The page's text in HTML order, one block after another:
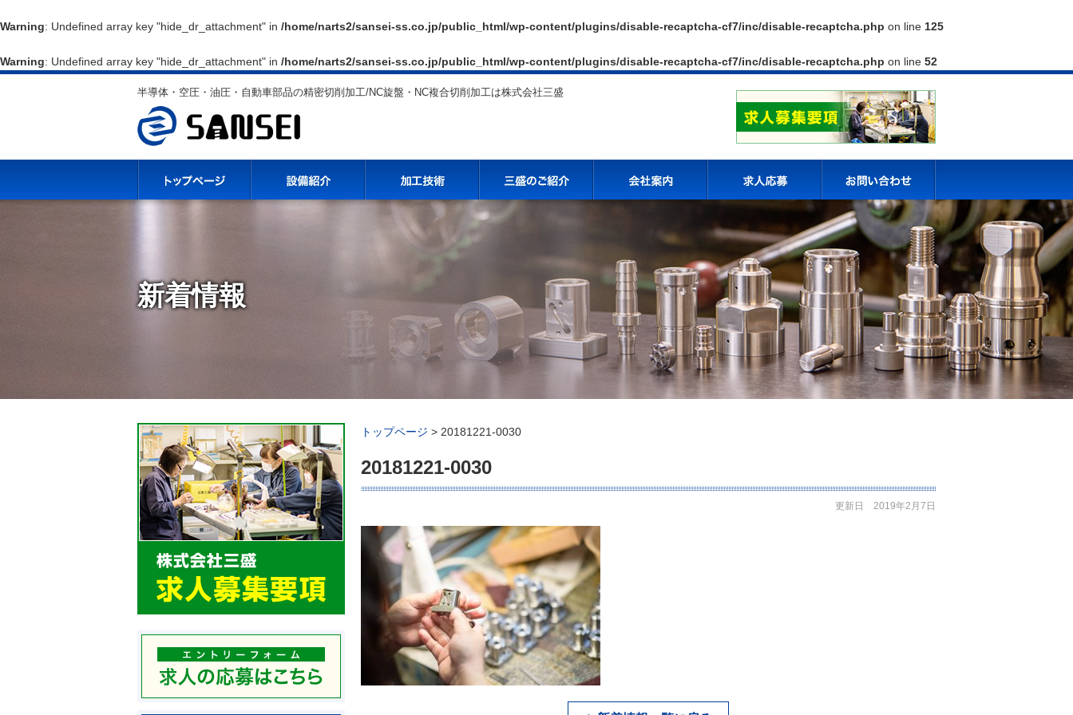
Warning: Undefined array key "hide_dr_attachment" in /home/narts2/sansei-ss.co.jp/public_html/wp-content/plugins/disable-recaptcha-cf7/inc/disable-recaptcha.php on line 125
Warning: Undefined array key "hide_dr_attachment" in /home/narts2/sansei-ss.co.jp/public_html/wp-content/plugins/disable-recaptcha-cf7/inc/disable-recaptcha.php on line 52
半導体・空圧・油圧・自動車部品の精密切削加工/NC旋盤・NC複合切削加工は株式会社三盛
新着情報
トップページ > 20181221-0030
20181221-0030
更新日 2019年2月7日